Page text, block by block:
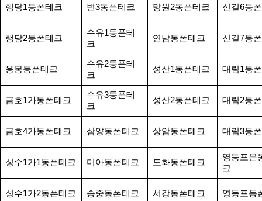
행당1동폰테크 번3동폰테크 망원2동폰테크 신길6동
행당2동폰테크
수유1동폰테
크
연남동폰테크 신길7동
응봉동폰테크
수유2동폰테
크
성산1동폰테크 대림1동
금호1가동폰테크
수유3동폰테
크
성산2동폰테크 대림2동
금호4가동폰테크 삼양동폰테크 상암동폰테크 대림3동
성수1가1동폰테크 미아동폰테크 도화동폰테크
영등포본
크
성수1가2동폰테크 송중동폰테크 서강동폰테크 영등포동